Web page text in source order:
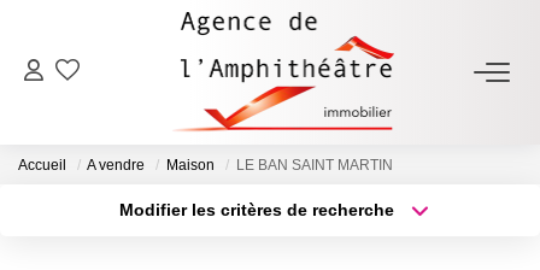
ACHETER
Accueil A vendre Maison LE BAN SAINT MARTIN
Modifier les critères de recherche